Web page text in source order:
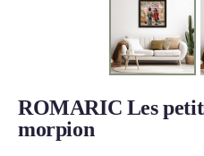
ROMARIC Les
morpion